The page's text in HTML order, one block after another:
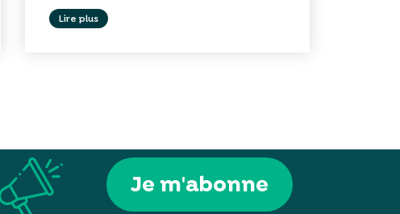
Lire plus
Je m'abonne